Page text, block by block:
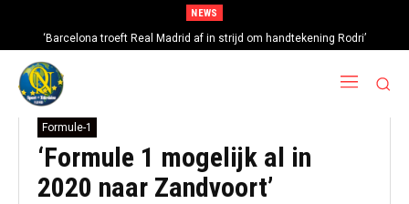
NEWS
‘Barcelona troeft Real Madrid af in strijd om handtekening Rodri’
Formule-1
‘Formule 1 mogelijk al in
2020 naar Zandvoort’